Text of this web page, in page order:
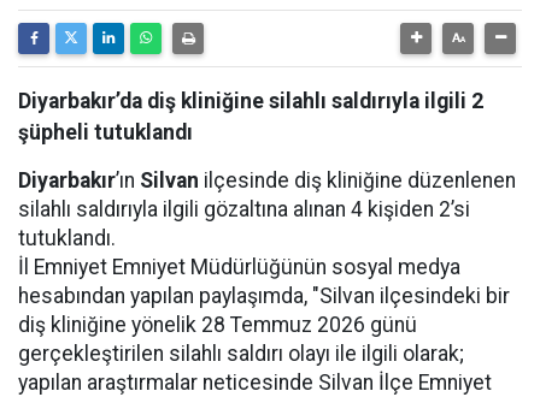
Diyarbakır’da diş kliniğine silahlı saldırıyla ilgili 2
şüpheli tutuklandı
Diyarbakır’ın Silvan ilçesinde diş kliniğine düzenlenen
silahlı saldırıyla ilgili gözaltına alınan 4 kişiden 2’si
tutuklandı.
İl Emniyet Emniyet Müdürlüğünün sosyal medya
hesabından yapılan paylaşımda, "Silvan ilçesindeki bir
diş kliniğine yönelik 28 Temmuz 2026 günü
gerçekleştirilen silahlı saldırı olayı ile ilgili olarak;
yapılan araştırmalar neticesinde Silvan İlçe Emniyet